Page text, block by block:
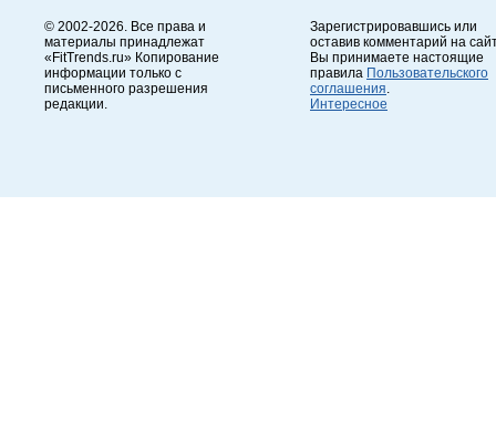
© 2002-2026. Все права и
материалы принадлежат
«FitTrends.ru» Копирование
информации только с
письменного разрешения
редакции.
Зарегистрировавшись или
оставив комментарий на
Вы принимаете настоящие
правила Пользовательского
соглашения
Интересное